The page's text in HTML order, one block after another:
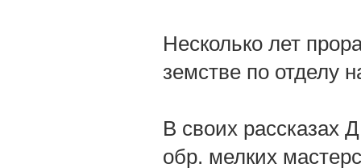
Несколько лет
земстве по отделу
В своих рассказах
обр. мелких